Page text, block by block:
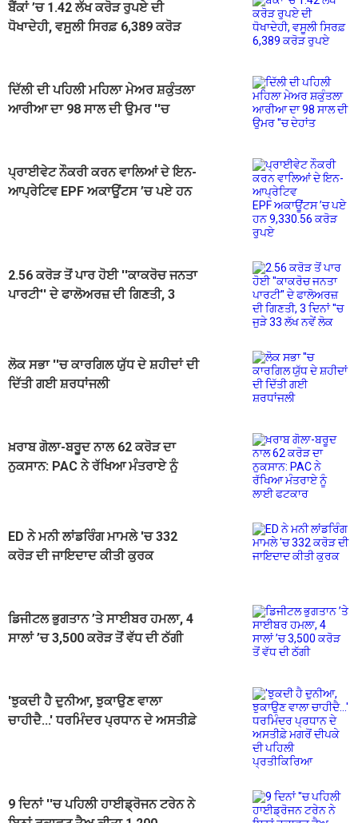
ਬੈਂਕਾਂ ’ਚ 1.42 ਲੱਖ ਕਰੋੜ ਰੁਪਏ ਦੀ
ਧੋਖਾਦੇਹੀ, ਵਸੂਲੀ ਸਿਰਫ਼ 6,389 ਕਰੋੜ
ਦਿੱਲੀ ਦੀ ਪਹਿਲੀ ਮਹਿਲਾ ਮੇਅਰ ਸ਼ਕੁੰਤਲਾ
ਆਰੀਆ ਦਾ 98 ਸਾਲ ਦੀ ਉਮਰ ''ਚ
ਪ੍ਰਾਈਵੇਟ ਨੌਕਰੀ ਕਰਨ ਵਾਲਿਆਂ ਦੇ ਇਨ-
ਆਪ੍ਰੇਟਿਵ EPF ਅਕਾਊਂਟਸ ’ਚ ਪਏ ਹਨ
2.56 ਕਰੋੜ ਤੋਂ ਪਾਰ ਹੋਈ ''ਕਾਕਰੋਚ ਜਨਤਾ
ਪਾਰਟੀ'' ਦੇ ਫਾਲੋਅਰਜ਼ ਦੀ ਗਿਣਤੀ, 3
ਲੋਕ ਸਭਾ ''ਚ ਕਾਰਗਿਲ ਯੁੱਧ ਦੇ ਸ਼ਹੀਦਾਂ ਦੀ
ਦਿੱਤੀ ਗਈ ਸ਼ਰਧਾਂਜਲੀ
ਖ਼ਰਾਬ ਗੋਲਾ-ਬਰੂਦ ਨਾਲ 62 ਕਰੋੜ ਦਾ
ਨੁਕਸਾਨ: PAC ਨੇ ਰੱਖਿਆ ਮੰਤਰਾਏ ਨੂੰ
ED ਨੇ ਮਨੀ ਲਾਂਡਰਿੰਗ ਮਾਮਲੇ 'ਚ 332
ਕਰੋੜ ਦੀ ਜਾਇਦਾਦ ਕੀਤੀ ਕੁਰਕ
ਡਿਜੀਟਲ ਭੁਗਤਾਨ ’ਤੇ ਸਾਈਬਰ ਹਮਲਾ, 4
ਸਾਲਾਂ ’ਚ 3,500 ਕਰੋੜ ਤੋਂ ਵੱਧ ਦੀ ਠੱਗੀ
'ਝੁਕਦੀ ਹੈ ਦੁਨੀਆ, ਝੁਕਾਉਣ ਵਾਲਾ
ਚਾਹੀਦੈ...' ਧਰਮਿੰਦਰ ਪ੍ਰਧਾਨ ਦੇ ਅਸਤੀਫ਼ੇ
9 ਦਿਨਾਂ ''ਚ ਪਹਿਲੀ ਹਾਈਡ੍ਰੋਜਨ ਟਰੇਨ ਨੇ